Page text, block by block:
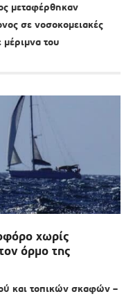
μεταφέρθηκαν
σε νοσοκομειακές
του
χωρίς
όρμο της
και τοπικών σκαφών –